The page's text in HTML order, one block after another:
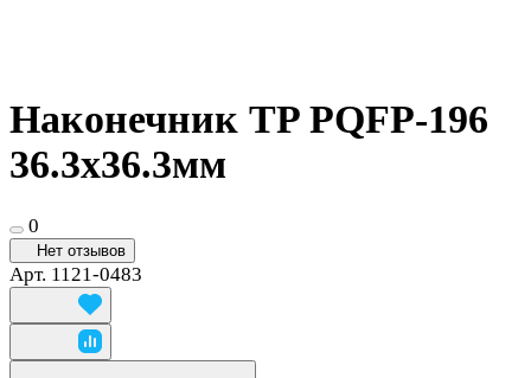
Наконечник TP PQFP-196
36.3x36.3мм
0
Нет отзывов
Арт. 1121-0483